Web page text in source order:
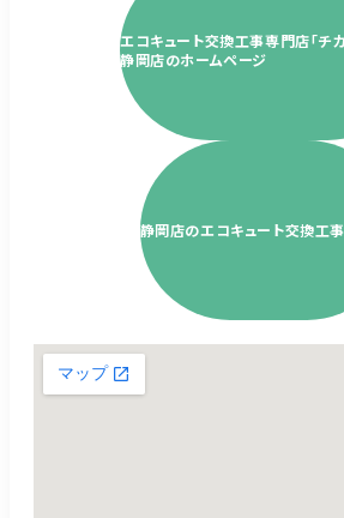
エコキュート交換工事専門店「チカ
静岡店のホームページ
静岡店のエコキュート交換工